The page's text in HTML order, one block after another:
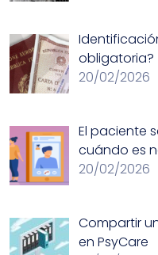
obligatoria?
20/02/2026
El paciente
cuándo es
20/02/2026
Compartir
en PsyCare